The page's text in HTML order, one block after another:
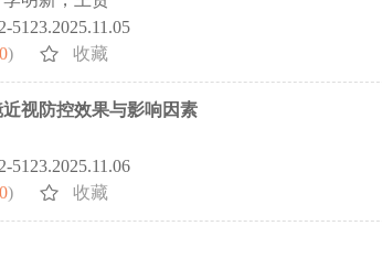
5123.2025.11.05
0) 收藏
视防控效果与影响因素
5123.2025.11.06
0) 收藏